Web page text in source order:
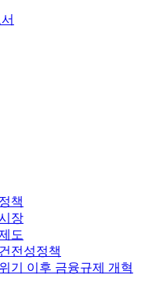
책
장
도
전성정책
기 이후 금융규제 개혁